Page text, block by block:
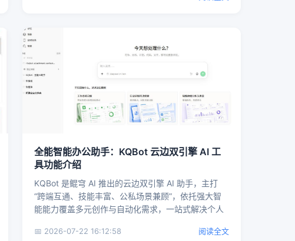
全能智能办公助手：KQBot 云边双引擎 AI 工
具功能介绍
KQBot 是鲲穹 AI 推出的云边双引擎 AI 助手，主打
“跨端互通、技能丰富、公私场景兼顾”，依托强大智
能能力覆盖多元创作与自动化需求，一站式解决个人
📅 2026-07-22 16:12:58 阅读全文